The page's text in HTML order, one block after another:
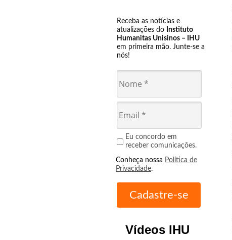
Receba as notícias e
atualizações do Instituto
Humanitas Unisinos – IHU
em primeira mão. Junte-se a
nós!
Eu concordo em
receber comunicações.
Conheça nossa Política de
Privacidade.
Vídeos IHU